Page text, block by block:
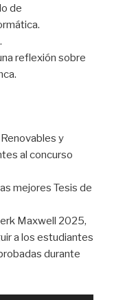
de
reflexión sobre
y
al concurso
mejores Tesis de
Maxwell 2025,
a los estudiantes
durante